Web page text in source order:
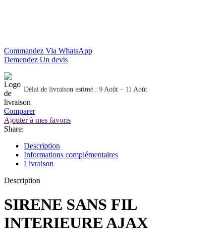
Commandez Via WhatsApp
Demendez Un devis
Délai de livraison estimé : 9 Août – 11 Août
Comparer
Ajouter à mes favoris
Share:
Description
Informations complémentaires
Livraison
Description
SIRENE SANS FIL
INTERIEURE AJAX